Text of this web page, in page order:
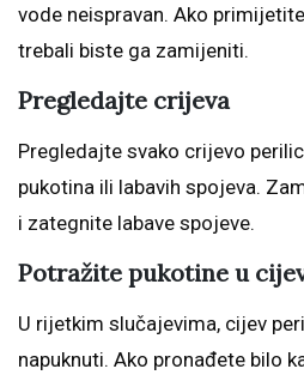
vode neispravan. Ako
trebali biste ga zamijeniti.
Pregledajte crijeva
Pregledajte svako crijevo
pukotina ili labavih spojeva.
i zategnite labave spojeve.
Potražite pukotine u
U rijetkim slučajevima, cijev
napuknuti. Ako pronađete bilo